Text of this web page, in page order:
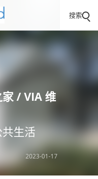
搜索
/ VIA 维
生活
2023-01-17